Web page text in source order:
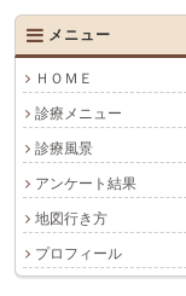
メニュー
ＨＯＭＥ
診療メニュー
診療風景
アンケート結果
地図行き方
プロフィール